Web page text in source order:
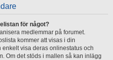
för något?
medlemmar på forumet.
kommer att visas i din
visa deras onlinestatus och
Om det stöds i mallen så kan inlägg